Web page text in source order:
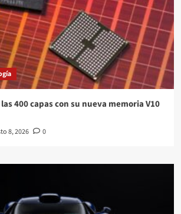
400 capas con su nueva memoria V10
8, 2026 0